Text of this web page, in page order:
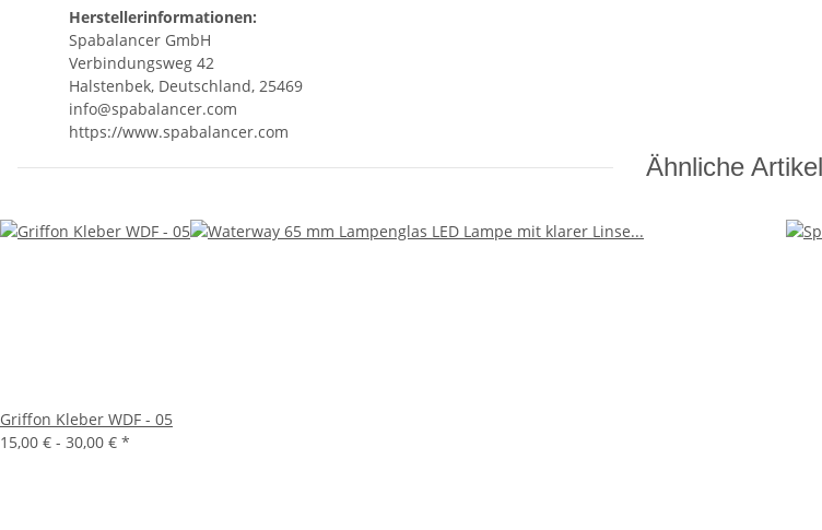
Herstellerinformationen:
Spabalancer GmbH
Verbindungsweg 42
Halstenbek, Deutschland, 25469
info@spabalancer.com
https://www.spabalancer.com
Ähnliche Artikel
Griffon Kleber WDF - 05
15,00 € - 30,00 € *